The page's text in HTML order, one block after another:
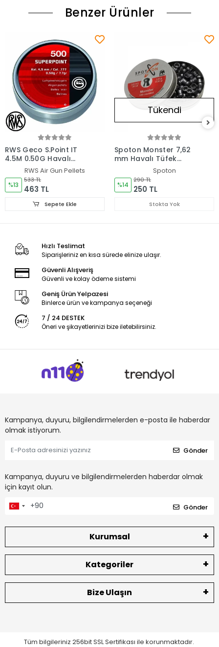
Benzer Ürünler
RWS Geco S.Point IT
4,5M 0,50G Havalı
Saçma *500
RWS Air Gun Pellets
%13
533 TL
463 TL
Sepete Ekle
Tükendi
Spoton Monster 7,62
mm Havalı Tüfek
Spoton
%14
290 TL
250 TL
Stokta Yok
Hızlı Teslimat
Siparişleriniz en kısa sürede elinize ulaşır.
Güvenli Alışveriş
Güvenli ve kolay ödeme sistemi
Geniş Ürün Yelpazesi
Binlerce ürün ve kampanya seçeneği
7 / 24 DESTEK
Öneri ve şikayetlerinizi bize iletebilirsiniz.
Kampanya, duyuru, bilgilendirmelerden e-posta ile haberdar
olmak istiyorum.
Gönder
Kampanya, duyuru ve bilgilendirmelerden haberdar olmak
için kayıt olun.
Gönder
Kurumsal
Kategoriler
Bize Ulaşın
Tüm bilgileriniz 256bit SSL Sertifikası ile korunmaktadır.